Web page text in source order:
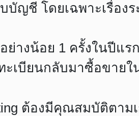
บัญชี โดยเฉพาะเรื่อ
ย่างน้อย 1 ครั้งในปีแ
เบียนกลับมาซื้อขายใ
ต้องมีคุณสมบัติตา